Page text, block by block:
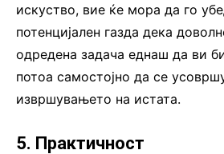
искуство, вие ќе мора да го
потенцијален газда дека
одредена задача еднаш да ви
потоа самостојно да се
извршувањето на истата.
5. Практичност